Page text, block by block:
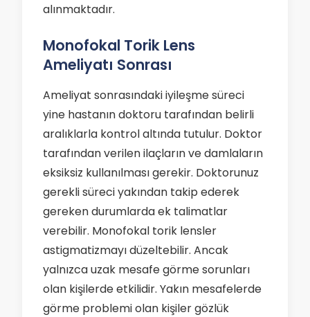
alınmaktadır.
Monofokal Torik Lens
Ameliyatı Sonrası
Ameliyat sonrasındaki iyileşme süreci
yine hastanın doktoru tarafından belirli
aralıklarla kontrol altında tutulur. Doktor
tarafından verilen ilaçların ve damlaların
eksiksiz kullanılması gerekir. Doktorunuz
gerekli süreci yakından takip ederek
gereken durumlarda ek talimatlar
verebilir. Monofokal torik lensler
astigmatizmayı düzeltebilir. Ancak
yalnızca uzak mesafe görme sorunları
olan kişilerde etkilidir. Yakın mesafelerde
görme problemi olan kişiler gözlük